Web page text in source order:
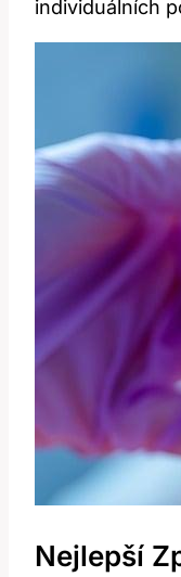
individuálních
Nejlepší